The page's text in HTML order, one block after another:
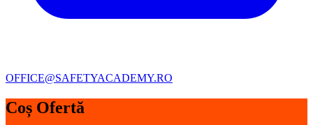
OFFICE@SAFETYACADEMY.RO
Coș Ofertă